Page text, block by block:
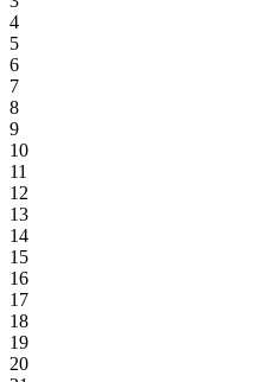
4
5
6
7
8
9
10
11
12
13
14
15
16
17
18
19
20